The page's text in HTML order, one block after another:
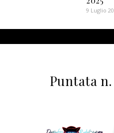
9 Luglio
Puntata n.